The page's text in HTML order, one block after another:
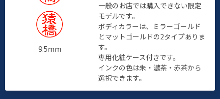
9.5mm
一般のお店では購入できない限定
モデルです。
ボディカラーは、ミラーゴールド
とマットゴールドの2タイプありま
す。
専用化粧ケース付きです。
インクの色は朱・濃茶・赤茶から
選択できます。